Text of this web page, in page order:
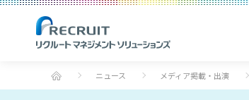
ニュース メディア掲載・出演